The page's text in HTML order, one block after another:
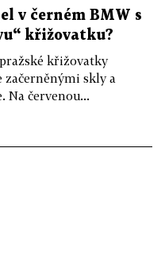
v černém BMW s
křižovatku?
křižovatky
skly a
Na červenou...